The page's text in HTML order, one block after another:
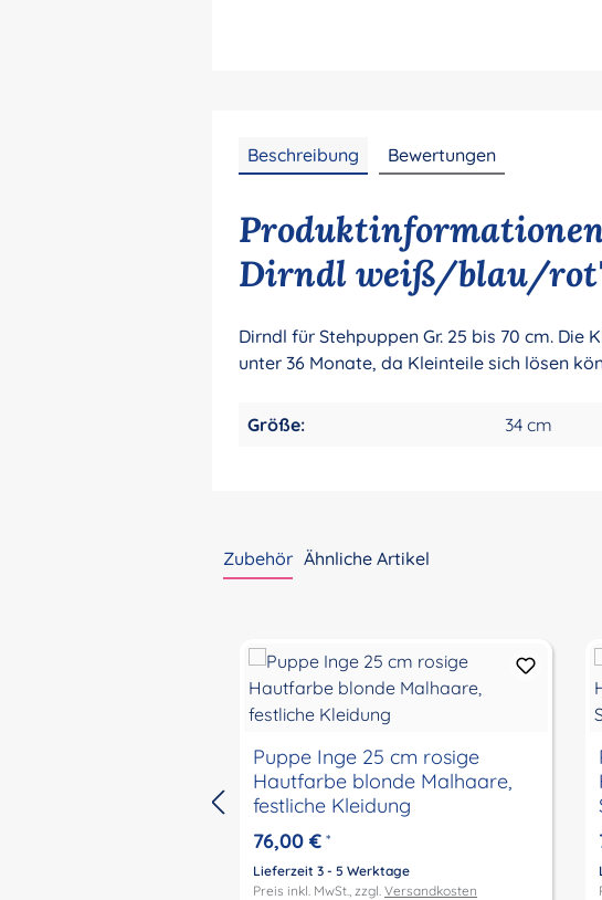
Beschreibung Bewertungen
Dirndl weiß/blau/
Dirndl für Stehpuppen Gr. 25 bis 70 cm.
unter 36 Monate, da Kleinteile sich lösen
Größe: 34 cm
Zubehör Ähnliche Artikel
Puppe Inge 25 cm rosige
Hautfarbe blonde Malhaare,
festliche Kleidung
76,00 € *
Lieferzeit 3 - 5 Werktage
Preis inkl. MwSt., zzgl. Versandkosten